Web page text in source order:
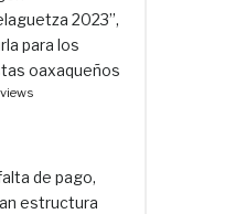
2023”,
para los
oaxaqueños
de pago,
estructura